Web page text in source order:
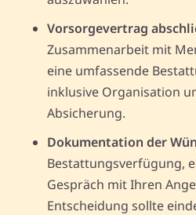
Vorsorgevertrag
Zusammenarbeit mit
eine umfassende
inklusive Organisation
Absicherung.
Dokumentation der
Bestattungsverfügung,
Gespräch mit Ihren
Entscheidung sollte